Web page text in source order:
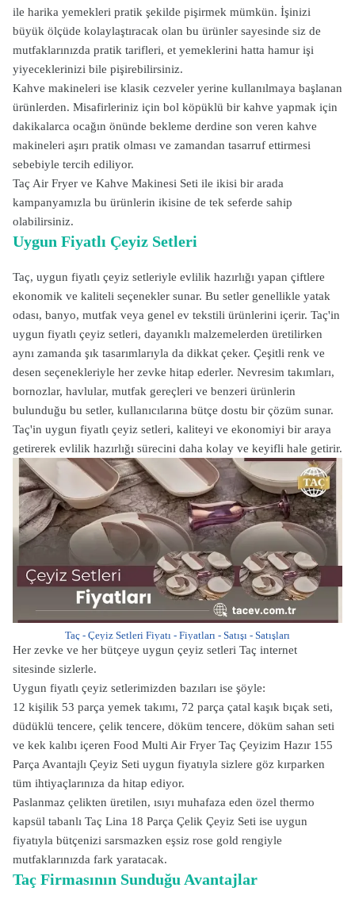
ile harika yemekleri pratik şekilde pişirmek mümkün. İşinizi
büyük ölçüde kolaylaştıracak olan bu ürünler sayesinde siz de
mutfaklarınızda pratik tarifleri, et yemeklerini hatta hamur işi
yiyeceklerinizi bile pişirebilirsiniz.
Kahve makineleri ise klasik cezveler yerine kullanılmaya başlanan
ürünlerden. Misafirleriniz için bol köpüklü bir kahve yapmak için
dakikalarca ocağın önünde bekleme derdine son veren kahve
makineleri aşırı pratik olması ve zamandan tasarruf ettirmesi
sebebiyle tercih ediliyor.
Taç Air Fryer ve Kahve Makinesi Seti ile ikisi bir arada
kampanyamızla bu ürünlerin ikisine de tek seferde sahip
olabilirsiniz.
Uygun Fiyatlı Çeyiz Setleri
Taç, uygun fiyatlı çeyiz setleriyle evlilik hazırlığı yapan çiftlere
ekonomik ve kaliteli seçenekler sunar. Bu setler genellikle yatak
odası, banyo, mutfak veya genel ev tekstili ürünlerini içerir. Taç'in
uygun fiyatlı çeyiz setleri, dayanıklı malzemelerden üretilirken
aynı zamanda şık tasarımlarıyla da dikkat çeker. Çeşitli renk ve
desen seçenekleriyle her zevke hitap ederler. Nevresim takımları,
bornozlar, havlular, mutfak gereçleri ve benzeri ürünlerin
bulunduğu bu setler, kullanıcılarına bütçe dostu bir çözüm sunar.
Taç'in uygun fiyatlı çeyiz setleri, kaliteyi ve ekonomiyi bir araya
getirerek evlilik hazırlığı sürecini daha kolay ve keyifli hale getirir.
Taç - Çeyiz Setleri Fiyatı - Fiyatları - Satışı - Satışları
Her zevke ve her bütçeye uygun çeyiz setleri Taç internet
sitesinde sizlerle.
Uygun fiyatlı çeyiz setlerimizden bazıları ise şöyle:
12 kişilik 53 parça yemek takımı, 72 parça çatal kaşık bıçak seti,
düdüklü tencere, çelik tencere, döküm tencere, döküm sahan seti
ve kek kalıbı içeren Food Multi Air Fryer Taç Çeyizim Hazır 155
Parça Avantajlı Çeyiz Seti uygun fiyatıyla sizlere göz kırparken
tüm ihtiyaçlarınıza da hitap ediyor.
Paslanmaz çelikten üretilen, ısıyı muhafaza eden özel thermo
kapsül tabanlı Taç Lina 18 Parça Çelik Çeyiz Seti ise uygun
fiyatıyla bütçenizi sarsmazken eşsiz rose gold rengiyle
mutfaklarınızda fark yaratacak.
Taç Firmasının Sunduğu Avantajlar